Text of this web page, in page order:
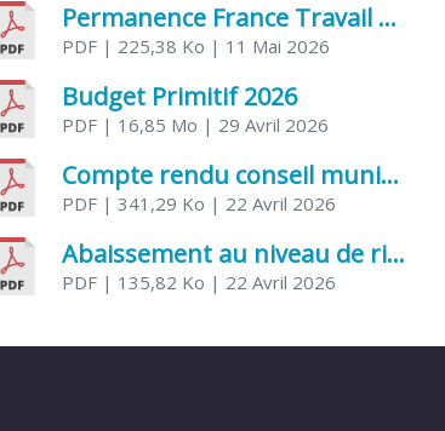
Permanence France Travail au CCAS de Saujon Juin 2026
PDF | 225,38 Ko | 11 Mai 2026
Budget Primitif 2026
PDF | 16,85 Mo | 29 Avril 2026
Compte rendu conseil municipal – 7 avril 2026
PDF | 341,29 Ko | 22 Avril 2026
Abaissement au niveau de risque modéré de l’Influenza aviaire
PDF | 135,82 Ko | 22 Avril 2026